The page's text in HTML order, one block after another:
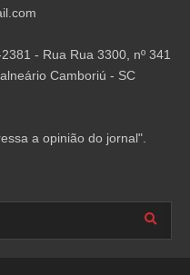
- Rua Rua 3300, nº 341
Camboriú - SC
a opinião do jornal".